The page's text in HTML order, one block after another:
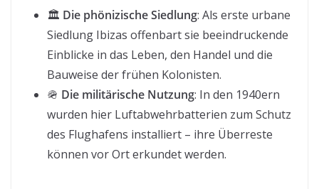
🏛️ Die phönizische Siedlung: Als erste urbane
Siedlung Ibizas offenbart sie beeindruckende
Einblicke in das Leben, den Handel und die
Bauweise der frühen Kolonisten.
🪖 Die militärische Nutzung: In den 1940ern
wurden hier Luftabwehrbatterien zum Schutz
des Flughafens installiert – ihre Überreste
können vor Ort erkundet werden.